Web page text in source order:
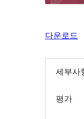
다운로드
세부사
평가